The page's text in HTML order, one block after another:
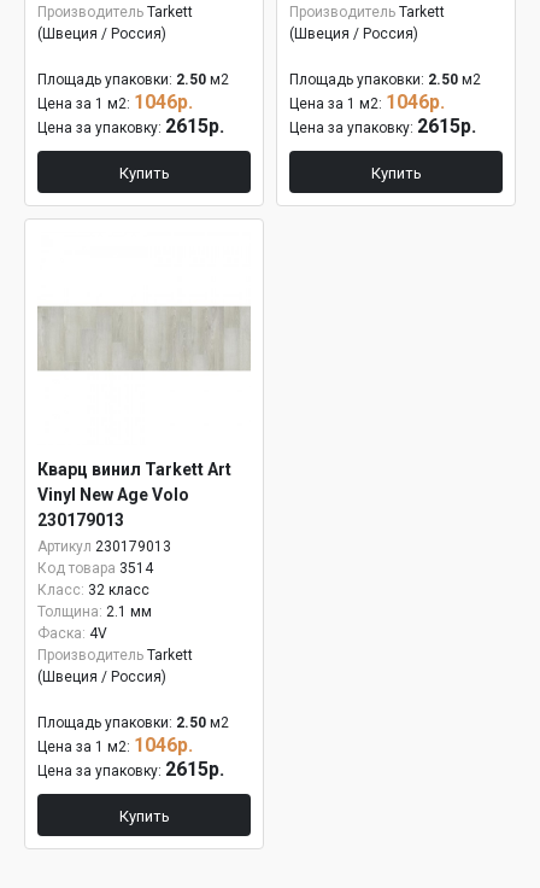
Производитель Tarkett
(Швеция / Россия)
Площадь упаковки: 2.50 м2
Цена за 1 м2: 1046р.
Цена за упаковку: 2615р.
Купить
Производитель Tarkett
(Швеция / Россия)
Площадь упаковки: 2.50 м2
Цена за 1 м2: 1046р.
Цена за упаковку: 2615р.
Купить
Кварц винил Tarkett Art
Vinyl New Age Volo
230179013
Артикул 230179013
Код товара 3514
Класс: 32 класс
Толщина: 2.1 мм
Фаска: 4V
Производитель Tarkett
(Швеция / Россия)
Площадь упаковки: 2.50 м2
Цена за 1 м2: 1046р.
Цена за упаковку: 2615р.
Купить